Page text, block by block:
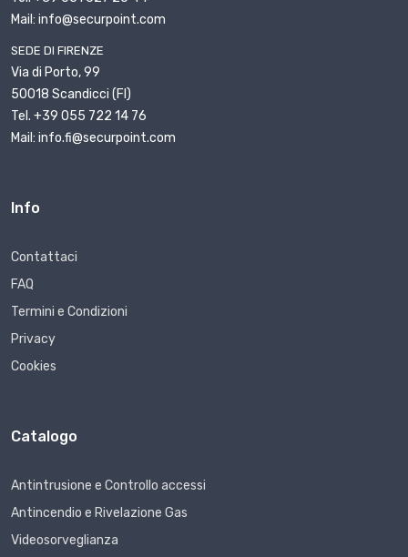
Mail: info@securpoint.com
SEDE DI FIRENZE
Via di Porto, 99
50018 Scandicci (FI)
Tel. +39 055 722 14 76
Mail: info.fi@securpoint.com
Info
Contattaci
FAQ
Termini e Condizioni
Privacy
Cookies
Catalogo
Antintrusione e Controllo accessi
Antincendio e Rivelazione Gas
Videosorveglianza